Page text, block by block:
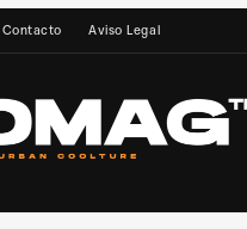
Contacto Aviso Legal